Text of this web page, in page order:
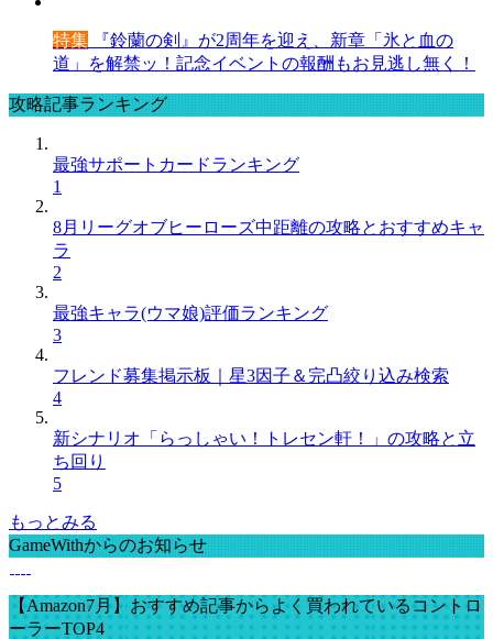
特集 『鈴蘭の剣』が2周年を迎え、新章「氷と血の
道」を解禁ッ！記念イベントの報酬もお見逃し無く！
攻略記事ランキング
最強サポートカードランキング
1
8月リーグオブヒーローズ中距離の攻略とおすすめキャ
ラ
2
最強キャラ(ウマ娘)評価ランキング
3
フレンド募集掲示板｜星3因子＆完凸絞り込み検索
4
新シナリオ「らっしゃい！トレセン軒！」の攻略と立
ち回り
5
もっとみる
GameWithからのお知らせ
【Amazon7月】おすすめ記事からよく買われているコントロ
ーラーTOP4